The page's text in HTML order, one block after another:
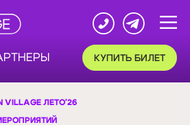
КУПИТЬ БИЛЕТ
VILLAGE ЛЕТО'26